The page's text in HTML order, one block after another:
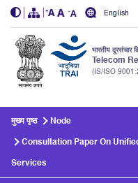
English
भारतीय दूरसंचार
Telecom
(IS/ISO
मुख्य पृष्ठ Node
Consultation Paper On
Services